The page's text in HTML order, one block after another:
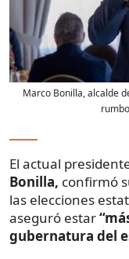
Marco Bonilla, alcalde
El actual
Bonilla, confirmó
las elecciones
aseguró estar
gubernatura del